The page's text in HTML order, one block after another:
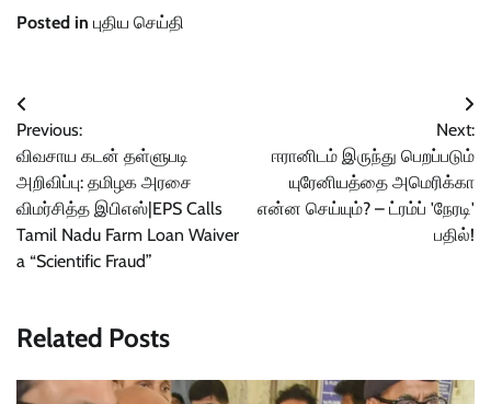
Posted in புதிய செய்தி
Post
navigation
Previous:
விவசாய கடன் தள்ளுபடி
அறிவிப்பு: தமிழக அரசை
விமர்சித்த இபிஎஸ்|EPS Calls
Tamil Nadu Farm Loan Waiver
a “Scientific Fraud”
Next:
ஈரானிடம் இருந்து பெறப்படும்
யுரேனியத்தை அமெரிக்கா
என்ன செய்யும்? – ட்ரம்ப் 'நேரடி'
பதில்!
Related Posts